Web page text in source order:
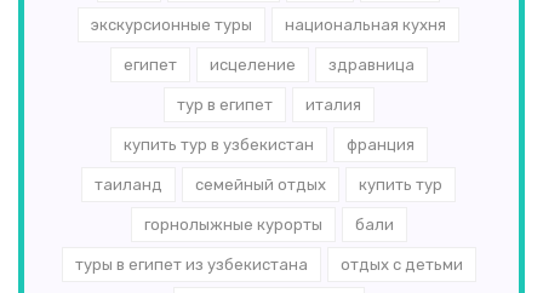
экскурсионные туры национальная кухня
египет исцеление здравница
тур в египет италия
купить тур в узбекистан франция
таиланд семейный отдых купить тур
горнолыжные курорты бали
туры в египет из узбекистана отдых с детьми